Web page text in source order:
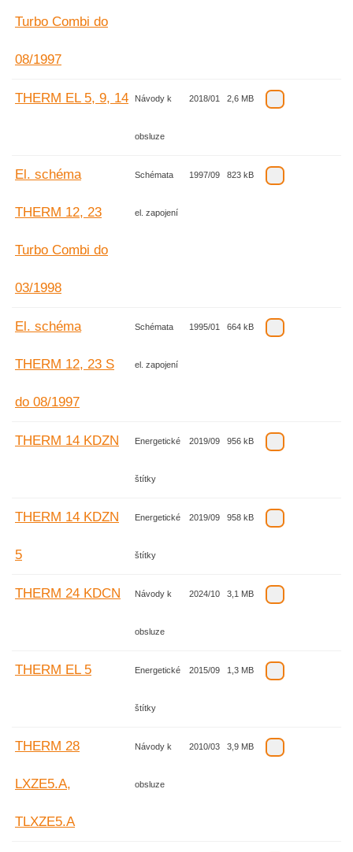
Turbo Combi do
08/1997
THERM EL 5, 9, 14 Návody k
obsluze
2018/01 2,6 MB
El. schéma
THERM 12, 23
Turbo Combi do
03/1998
Schémata
el. zapojení
1997/09 823 kB
El. schéma
THERM 12, 23 S
do 08/1997
Schémata
el. zapojení
1995/01 664 kB
THERM 14 KDZN Energetické
štítky
2019/09 956 kB
THERM 14 KDZN
5
Energetické
štítky
2019/09 958 kB
THERM 24 KDCN Návody k
obsluze
2024/10 3,1 MB
THERM EL 5 Energetické
štítky
2015/09 1,3 MB
THERM 28
LXZE5.A,
TLXZE5.A
Návody k
obsluze
2010/03 3,9 MB